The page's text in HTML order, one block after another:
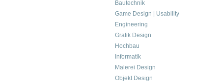
Bautechnik
Game Design | Usability
Engineering
Grafik Design
Hochbau
Informatik
Malerei Design
Objekt Design